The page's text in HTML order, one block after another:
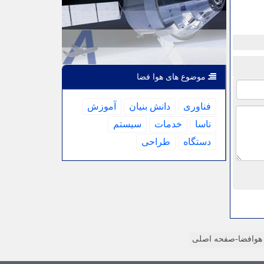
موضوع های هوا فضا
فناوری دانش بنیان
آموزش
ناسا
خدمات
سیستم
دستگاه
طراحی
هوافضا-صفحه اصلی